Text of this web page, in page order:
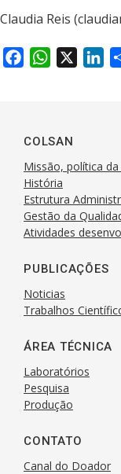
Claudia Reis (
b
o
o
k
W
s
A
p
p
d
n
COLSAN
Missão, política
História
Estrutura
Gestão da
Atividades
PUBLICAÇÕES
Noticias
Trabalhos
ÁREA TÉCNICA
Laboratórios
Pesquisa
Produção
CONTATO
Canal do Doador